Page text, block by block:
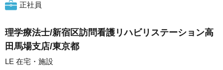
正社員
理学療法士/新宿区訪問看護リハビリステーション高
田馬場支店/東京都
LE 在宅・施設